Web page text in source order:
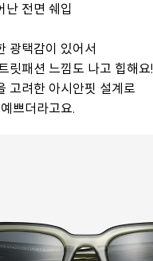
난 전면 쉐입
광택감이 있어서
릿패션 느낌도 나고 힙해요!
고려한 아시안핏 설계로
쁘더라고요.